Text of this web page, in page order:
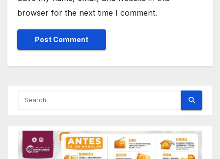
browser for the next time I comment.